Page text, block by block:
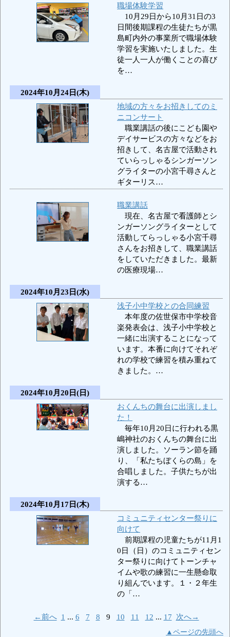
職場体験学習
10月29日から10月31日の3
日間後期課程の生徒たちが黒
島町内外の事業所で職場体験
学習を実施いたしました。生
徒一人一人が働くことの喜び
を…
2024年10月24日(木)
地域の方々をお招きしてのミ
ニコンサート
職業講話の後にこども園や
デイサービスの方々などをお
招きして、名古屋で活動され
ていらっしゃるシンガーソン
グライターの小宮千尋さんと
ギターリス…
職業講話
現在、名古屋で看護師とシ
ンガーソングライターとして
活動してらっしゃる小宮千尋
さんをお招きして、職業講話
をしていただきました。最新
の医療現場…
2024年10月23日(水)
浅子小中学校との合同練習
本年度の佐世保市中学校音
楽発表会は、浅子小中学校と
一緒に出演することになって
います。本番に向けてそれぞ
れの学校で練習を積み重ねて
きました。…
2024年10月20日(日)
おくんちの舞台に出演しまし
た！
毎年10月20日に行われる黒
嶋神社のおくんちの舞台に出
演しました。ソーラン節を踊
り、「私たちぼくらの島」を
合唱しました。子供たちが出
演する…
2024年10月17日(木)
コミュニティセンター祭りに
向けて
前期課程の児童たちが11月1
0日（日）のコミュニティセン
ター祭りに向けてトーンチャ
イムや歌の練習に一生懸命取
り組んでいます。１・２年生
の「…
←前へ 1 ... 6 7 8 9 10 11 12 ... 17 次へ→
▲ページの先頭へ